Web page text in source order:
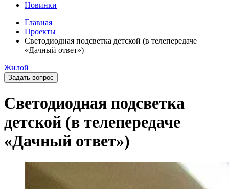
Новинки
Главная
Проекты
Светодиодная подсветка детской (в телепередаче
«Дачный ответ»)
Жилой
Задать вопрос
Светодиодная подсветка
детской (в телепередаче
«Дачный ответ»)